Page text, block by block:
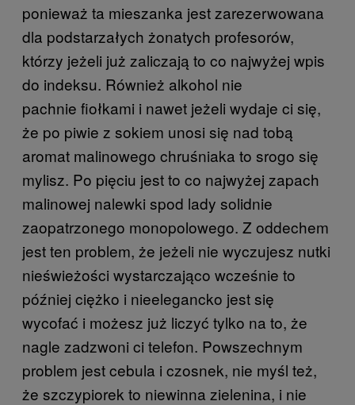
ponieważ ta mieszanka jest zarezerwowana
dla podstarzałych żonatych profesorów,
którzy jeżeli już zaliczają to co najwyżej wpis
do indeksu. Również alkohol nie
pachnie fiołkami i nawet jeżeli wydaje ci się,
że po piwie z sokiem unosi się nad tobą
aromat malinowego chruśniaka to srogo się
mylisz. Po pięciu jest to co najwyżej zapach
malinowej nalewki spod lady solidnie
zaopatrzonego monopolowego. Z oddechem
jest ten problem, że jeżeli nie wyczujesz nutki
nieświeżości wystarczająco wcześnie to
później ciężko i nieelegancko jest się
wycofać i możesz już liczyć tylko na to, że
nagle zadzwoni ci telefon. Powszechnym
problem jest cebula i czosnek, nie myśl też,
że szczypiorek to niewinna zielenina, i nie